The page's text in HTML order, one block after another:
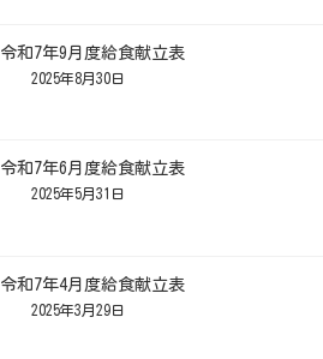
令和7年9月度給食献立表
2025年8月30日
令和7年6月度給食献立表
2025年5月31日
令和7年4月度給食献立表
2025年3月29日